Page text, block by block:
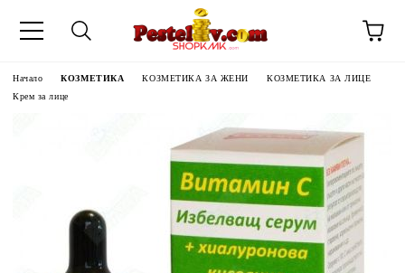
Начало КОЗМЕТИКА КОЗМЕТИКА ЗА ЖЕНИ
КОЗМЕТИКА ЗА ЛИЦЕ
Крем за лице